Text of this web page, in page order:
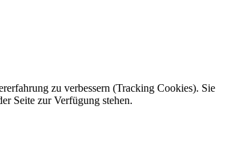
zu verbessern (Tracking Cookies). Sie
Seite zur Verfügung stehen.